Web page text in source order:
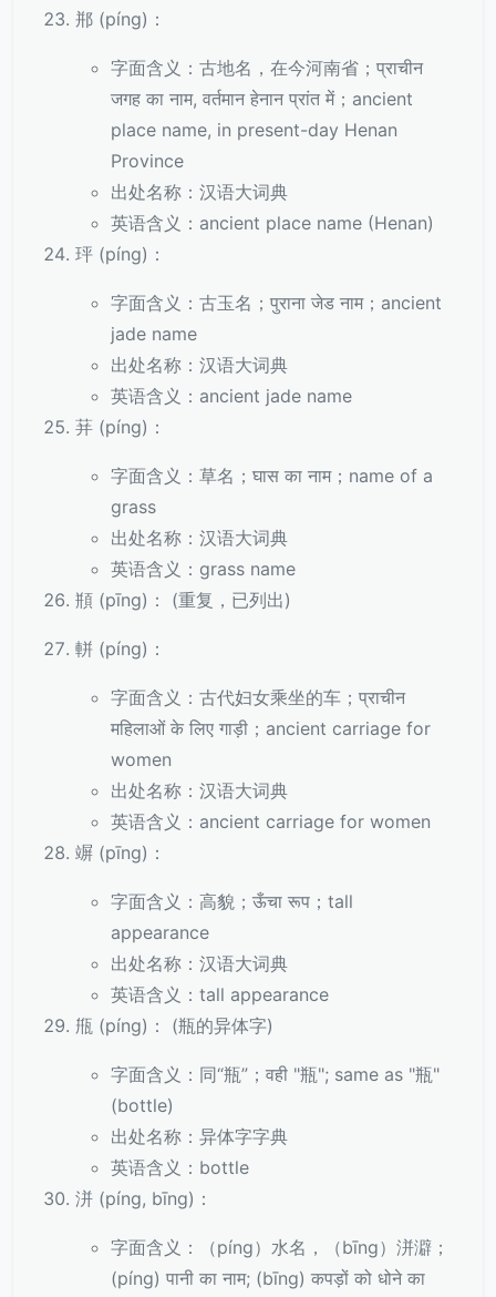
郱 (píng)：
字面含义：古地名，在今河南省；प्राचीन
जगह का नाम, वर्तमान हेनान प्रांत में；ancient
place name, in present-day Henan
Province
出处名称：汉语大词典
英语含义：ancient place name (Henan)
玶 (píng)：
字面含义：古玉名；पुराना जेड नाम；ancient
jade name
出处名称：汉语大词典
英语含义：ancient jade name
荓 (píng)：
字面含义：草名；घास का नाम；name of a
grass
出处名称：汉语大词典
英语含义：grass name
頩 (pīng)： (重复，已列出)
軿 (píng)：
字面含义：古代妇女乘坐的车；प्राचीन
महिलाओं के लिए गाड़ी；ancient carriage for
women
出处名称：汉语大词典
英语含义：ancient carriage for women
竮 (pīng)：
字面含义：高貌；ऊँचा रूप；tall
appearance
出处名称：汉语大词典
英语含义：tall appearance
甁 (píng)： (瓶的异体字)
字面含义：同“瓶”；वही "瓶"; same as "瓶"
(bottle)
出处名称：异体字字典
英语含义：bottle
洴 (píng, bīng)：
字面含义：（píng）水名，（bīng）洴澼；
(píng) पानी का नाम; (bīng) कपड़ों को धोने का